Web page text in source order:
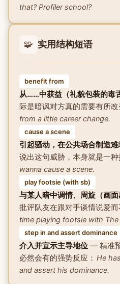
that? Profiler school?
🧩 实用结构短语
benefit from
从……中获益（礼貌包装的毒
际是暗讽对方真的需要有所改
from a little career change.
cause a scene
引起骚动，在公共场合制造难
说出这句威胁，本身就是一种
wanna cause a scene.
play footsie (with sb)
与某人暗中调情、周旋（画面
批评队友在跟对手谈情说爱而
time playing footsie with The
step in and assert dominance
介入并宣示主导地位— 精准
必然会有的强势反应： He
and assert his dominance.